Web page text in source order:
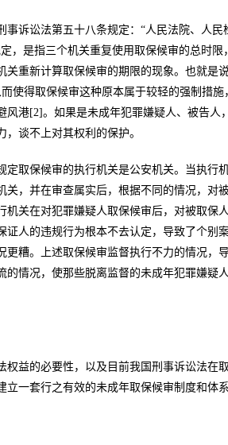
事诉讼法第五十八条规定：“人民法院、人
，是指三个机关重复使用取保候审的总时
关重新计算取保候审的期限的现象。也就是
使得取保候审这种原本属于较轻的强制措
风港[2]。如果是未成年犯罪嫌疑人、被告人
谈不上对其权利的保护。
定取保候审的执行机关是公安机关。当执行
，并在审查属实后，根据不同的情况，对
关在对犯罪嫌疑人取保候审后，对被取保
人的违规行为根本不去认定，导致了个别
更糟。上述取保候审监督执行不力的情况，
情况，使那些脱离监督的未成年犯罪嫌疑
益的必要性，以及目前我国刑事诉讼法在
一套行之有效的未成年取保候审制度和体系